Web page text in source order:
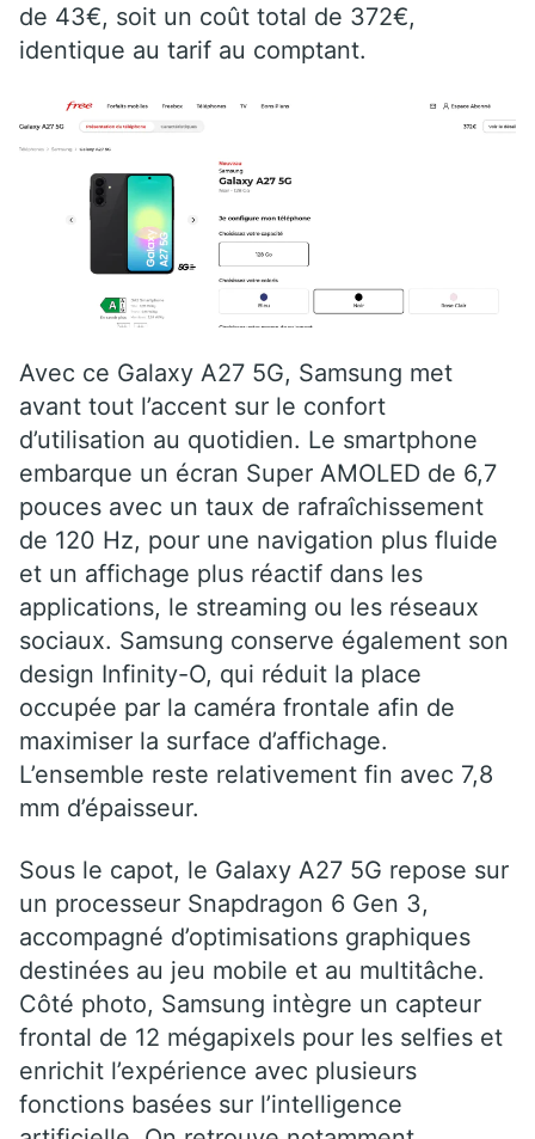
de 43€, soit un coût total de 372€,
identique au tarif au comptant.
Avec ce Galaxy A27 5G, Samsung met
avant tout l’accent sur le confort
d’utilisation au quotidien. Le smartphone
embarque un écran Super AMOLED de 6,7
pouces avec un taux de rafraîchissement
de 120 Hz, pour une navigation plus fluide
et un affichage plus réactif dans les
applications, le streaming ou les réseaux
sociaux. Samsung conserve également son
design Infinity-O, qui réduit la place
occupée par la caméra frontale afin de
maximiser la surface d’affichage.
L’ensemble reste relativement fin avec 7,8
mm d’épaisseur.
Sous le capot, le Galaxy A27 5G repose sur
un processeur Snapdragon 6 Gen 3,
accompagné d’optimisations graphiques
destinées au jeu mobile et au multitâche.
Côté photo, Samsung intègre un capteur
frontal de 12 mégapixels pour les selfies et
enrichit l’expérience avec plusieurs
fonctions basées sur l’intelligence